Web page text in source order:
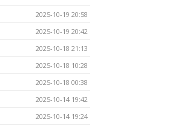
2025-10-19 20:58
2025-10-19 20:42
2025-10-18 21:13
2025-10-18 10:28
2025-10-18 00:38
2025-10-14 19:42
2025-10-14 19:24